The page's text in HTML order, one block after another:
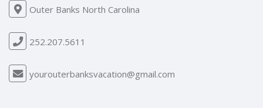
Outer Banks North Carolina
252.207.5611
yourouterbanksvacation@gmail.com